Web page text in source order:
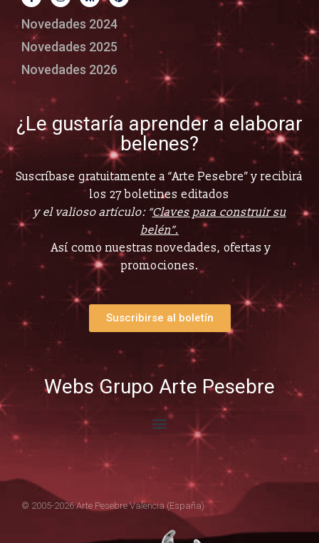
Novedades 2024
Novedades 2025
Novedades 2026
¿Le gustaría aprender a elaborar
belenes?
Suscríbase gratuitamente a “Arte Pesebre” y recibirá
los 27 boletines editados
y el valioso artículo: “Claves para construir su
belén”.
Así como nuestras novedades, ofertas y
promociones.
Suscribirse al boletín
Webs Grupo Arte Pesebre
© 2005-2026 Arte Pesebre Valencia (España)